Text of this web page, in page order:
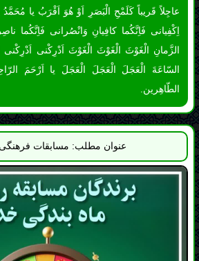
عنوان مطلب: مسابقات فرهنگی 140430